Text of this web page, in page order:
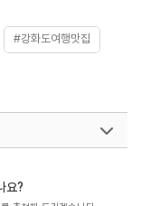
#강화도여행맛집
요?